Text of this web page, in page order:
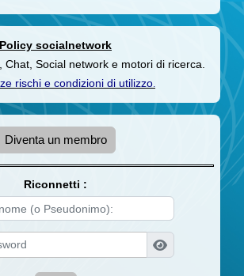
Policy socialnetwork
Chat, Social network e motori di ricerca.
rischi e condizioni di utilizzo.
Diventa un membro
Riconnetti :